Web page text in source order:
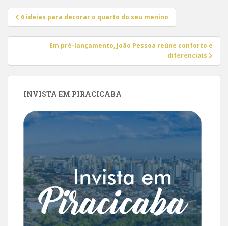
Navegação
de
Post
6 ideias para decorar o quarto do seu menino
Em pré-lançamento, João Pessoa reúne conforto e
diferenciais
INVISTA EM PIRACICABA